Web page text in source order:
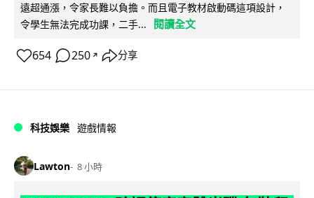
遠超通漲，令家長難以負擔。而且電子教材啟動碼這項設計，
令學生無法完成功課，二手...
閱讀全文
654 250 ↗ 分享
科技娛樂 遊戲情報
Lawton 8 小時